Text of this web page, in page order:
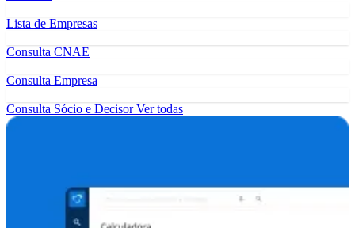
Lista de Empresas
Consulta CNAE
Consulta Empresa
Consulta Sócio e DecisorVer todas